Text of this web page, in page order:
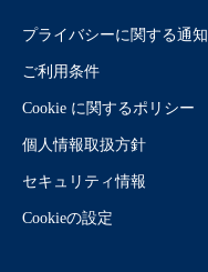
プライバシーに関する通知
ご利用条件
Cookie に関するポリシー
個人情報取扱方針
セキュリティ情報
Cookieの設定